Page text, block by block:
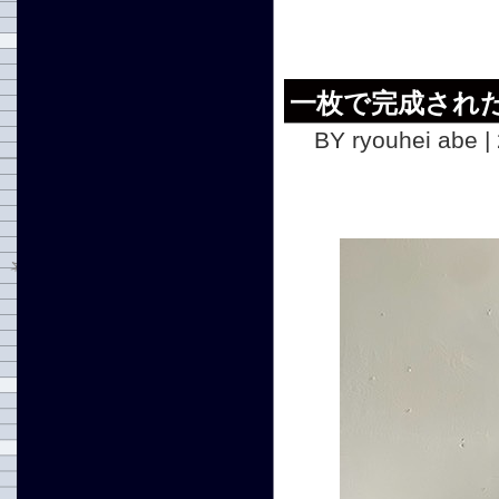
一枚で完成され
BY ryouhei abe